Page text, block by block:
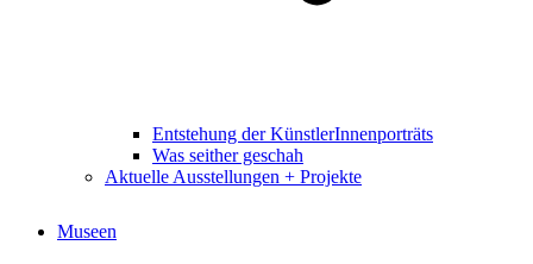
Entstehung der KünstlerInnenporträts
Was seither geschah
Aktuelle Ausstellungen + Projekte
Museen